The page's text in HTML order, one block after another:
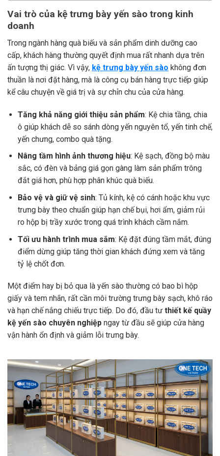
Vai trò của kệ trưng bày yến sào trong kinh
doanh
Trong ngành hàng quà biếu và sản phẩm dinh dưỡng cao
cấp, khách hàng thường quyết định mua rất nhanh dựa trên
ấn tượng thị giác. Vì vậy, kệ trưng bày yến sào không đơn
thuần là nơi đặt hàng, mà là công cụ bán hàng trực tiếp giúp
kể câu chuyện về giá trị và sự chỉn chu của cửa hàng.
Tăng khả năng giới thiệu sản phẩm: Kệ chia tầng, chia
ô giúp khách dễ so sánh dòng yến nguyên tổ, yến tinh chế,
yến chưng, combo quà tặng.
Nâng tầm hình ảnh thương hiệu: Kệ sạch, đồng bộ màu
sắc, có đèn và bảng giá gọn gàng làm sản phẩm trông
đắt giá hơn, phù hợp phân khúc quà biếu.
Bảo vệ và giữ vệ sinh: Tủ kính, kệ có cánh hoặc khu vực
trưng bày theo chuẩn giúp hạn chế bụi, hơi ẩm, giảm rủi
ro hộp bị trầy xước trong quá trình khách cầm nắm.
Tối ưu hành trình mua sắm: Kệ đặt đúng tầm mắt, đúng
điểm dừng giúp tăng thời gian khách đứng xem và tăng
tỷ lệ chốt đơn.
Một điểm hay bị bỏ qua là yến sào thường có bao bì hộp
giấy và tem nhãn, rất cần môi trường trưng bày sạch, khô ráo
và hạn chế nắng chiếu trực tiếp. Do đó, đầu tư thiết kế quầy
kệ yến sào chuyên nghiệp ngay từ đầu sẽ giúp cửa hàng
vận hành ổn định và giảm lỗi trưng bày.